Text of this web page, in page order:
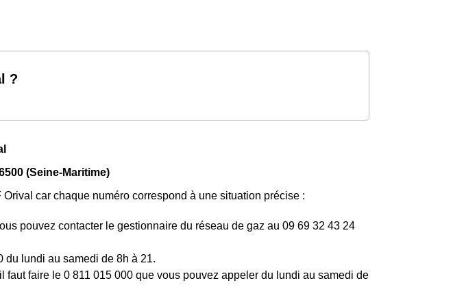
?
(Seine-Maritime)
car chaque numéro correspond à une situation précise :
pouvez contacter le gestionnaire du réseau de gaz au 09 69 32 43 24
du lundi au samedi de 8h à 21.
faut faire le 0 811 015 000 que vous pouvez appeler du lundi au samedi de